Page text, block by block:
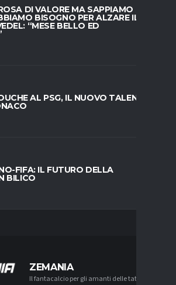
DI VALORE MA SAPPIAMO
BISOGNO PER ALZARE IL
“MESE BELLO ED
AL PSG, IL NUOVO TALENTO
FIFA: IL FUTURO DELLA
BILICO
ZEMANIA
Il fantacalcio per gli amanti delle tattiche